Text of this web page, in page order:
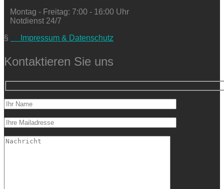
Montag - Freitag: 7:00 - 16:00 Uhr
Notdienst 24/7
§
Impressum & Datenschutz
Kontaktieren Sie uns